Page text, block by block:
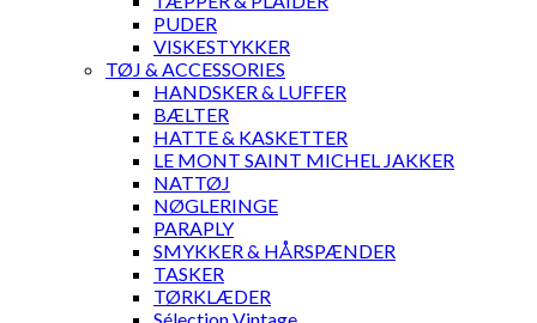
PUDER
VISKESTYKKER
TØJ & ACCESSORIES
HANDSKER & LUFFER
BÆLTER
HATTE & KASKETTER
LE MONT SAINT MICHEL JAKKER
NATTØJ
NØGLERINGE
PARAPLY
SMYKKER & HÅRSPÆNDER
TASKER
TØRKLÆDER